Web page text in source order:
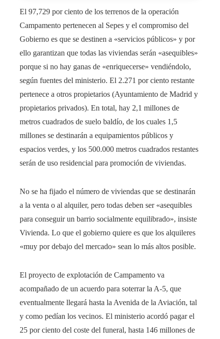
El 97,729 por ciento de los terrenos de la operación
Campamento pertenecen al Sepes y el compromiso del
Gobierno es que se destinen a «servicios públicos» y por
ello garantizan que todas las viviendas serán «asequibles»
porque si no hay ganas de «enriquecerse» vendiéndolo,
según fuentes del ministerio. El 2.271 por ciento restante
pertenece a otros propietarios (Ayuntamiento de Madrid y
propietarios privados). En total, hay 2,1 millones de
metros cuadrados de suelo baldío, de los cuales 1,5
millones se destinarán a equipamientos públicos y
espacios verdes, y los 500.000 metros cuadrados restantes
serán de uso residencial para promoción de viviendas.
No se ha fijado el número de viviendas que se destinarán
a la venta o al alquiler, pero todas deben ser «asequibles
para conseguir un barrio socialmente equilibrado», insiste
Vivienda. Lo que el gobierno quiere es que los alquileres
«muy por debajo del mercado» sean lo más altos posible.
El proyecto de explotación de Campamento va
acompañado de un acuerdo para soterrar la A-5, que
eventualmente llegará hasta la Avenida de la Aviación, tal
y como pedían los vecinos. El ministerio acordó pagar el
25 por ciento del coste del funeral, hasta 146 millones de